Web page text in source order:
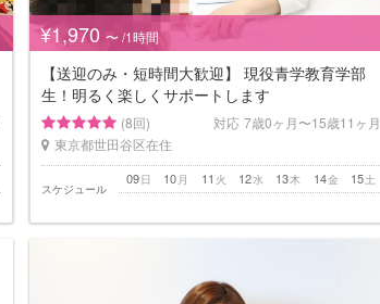
¥1,970 〜 /1時間
【送迎のみ・短時間大歓迎】 現役青学教育学部
生！明るく楽しくサポートします
(8回) 対応 7歳0ヶ月〜15歳11ヶ月
東京都世田谷区在住
スケジュール
日
09 月
10 火
11 水
12 木
13 金
14 土
15